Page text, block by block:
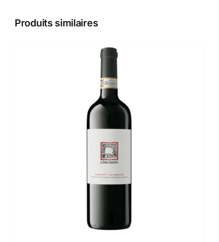
Produits similaires